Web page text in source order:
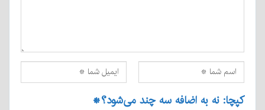
کپچا: نه به اضافه سه چند می‌شود؟*